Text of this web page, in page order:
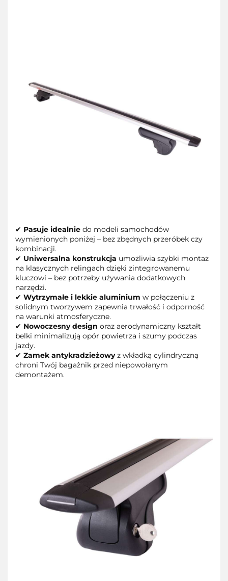
✔ Pasuje idealnie do modeli samochodów
wymienionych poniżej – bez zbędnych przeróbek czy
kombinacji.
✔ Uniwersalna konstrukcja umożliwia szybki montaż
na klasycznych relingach dzięki zintegrowanemu
kluczowi – bez potrzeby używania dodatkowych
narzędzi.
✔ Wytrzymałe i lekkie aluminium w połączeniu z
solidnym tworzywem zapewnia trwałość i odporność
na warunki atmosferyczne.
✔ Nowoczesny design oraz aerodynamiczny kształt
belki minimalizują opór powietrza i szumy podczas
jazdy.
✔ Zamek antykradzieżowyz wkładką cylindryczną
chroni Twój bagażnik przed niepowołanym
demontażem.